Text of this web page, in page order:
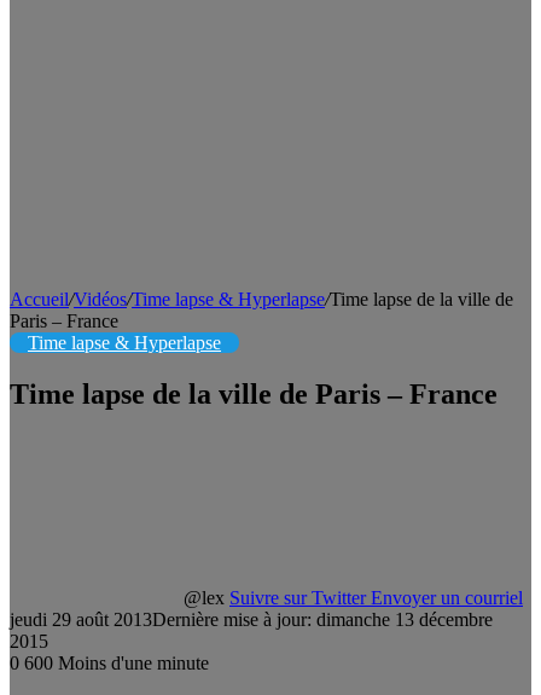
Accueil/Vidéos/Time lapse & Hyperlapse/Time lapse de la ville de
Paris – France
Time lapse & Hyperlapse
Time lapse de la ville de Paris – France
@lex Suivre sur Twitter Envoyer un courriel
jeudi 29 août 2013Dernière mise à jour: dimanche 13 décembre
2015
0 600 Moins d'une minute